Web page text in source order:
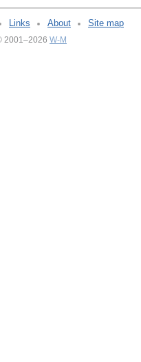
Links About Site map
2001–2026 W-M